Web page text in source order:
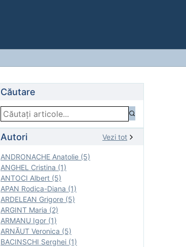
Căutare
Autori Vezi tot
ANDRONACHE Anatolie (5)
ANGHEL Cristina (1)
ANTOCI Albert (5)
APAN Rodica-Diana (1)
ARDELEAN Grigore (5)
ARGINT Maria (2)
ARMANU Igor (1)
ARNĂUT Veronica (5)
BACINSCHI Serghei (1)